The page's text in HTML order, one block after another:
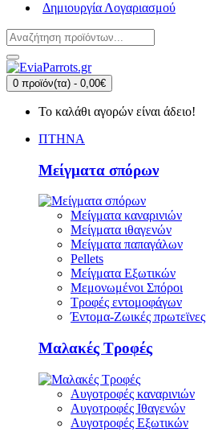
Δημιουργία Λογαριασμού
0 προϊόν(τα) - 0,00€
Το καλάθι αγορών είναι άδειο!
ΠΤΗΝΑ
Μείγματα σπόρων
Μείγματα καναρινιών
Μείγματα ιθαγενών
Μείγματα παπαγάλων
Pellets
Μείγματα Εξωτικών
Μεμονωμένοι Σπόροι
Τροφές εντομοφάγων
Έντομα-Ζωικές πρωτεϊνες
Μαλακές Τροφές
Αυγοτροφές καναρινιών
Αυγοτροφές Ιθαγενών
Αυγοτροφές Εξωτικών